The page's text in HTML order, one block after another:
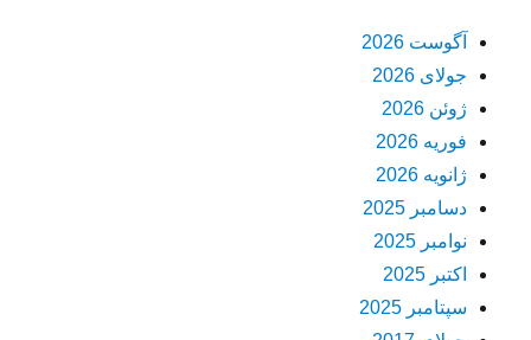
آگوست 2026
جولای 2026
ژوئن 2026
فوریه 2026
ژانویه 2026
دسامبر 2025
نوامبر 2025
اکتبر 2025
سپتامبر 2025